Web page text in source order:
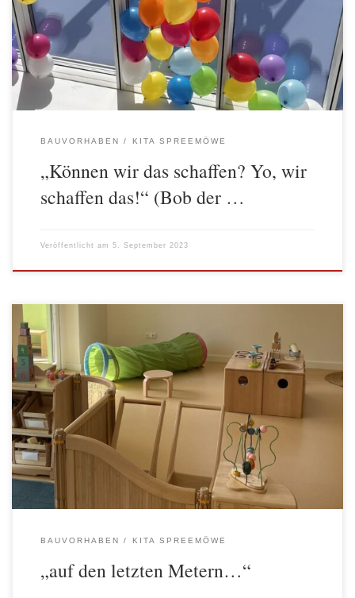
eingeladen. Drei Jahre nach dem ersten Spatenstich kann jetzt
voller Stolz auf das Erreichte die neue Kita an den Start gehen und
von den ersten Kindern in Besitz genommen werden. Auf […]
BAUVORHABEN KITA SPREEMÖWE
„Können wir das schaffen? Yo, wir
schaffen das!“ (Bob der …
Veröffentlicht am 5. September 2023
Mit großen Schritten ging es in den letzten Tagen endlich nach
langer Zeit in Richtung Eröffnung der neuen Kita auf Alt-Stralau.
In den letzten Woche konnten die ersten neuen Kolleg*innen
begrüßt werden. Gegenseitiges Kennenlernen folgte, die letzten
Vorbereitungen, das Einräumen der Zimmer oder auch das
Probekochen in der nagelneuen Küche […]
BAUVORHABEN KITA SPREEMÖWE
„auf den letzten Metern…“